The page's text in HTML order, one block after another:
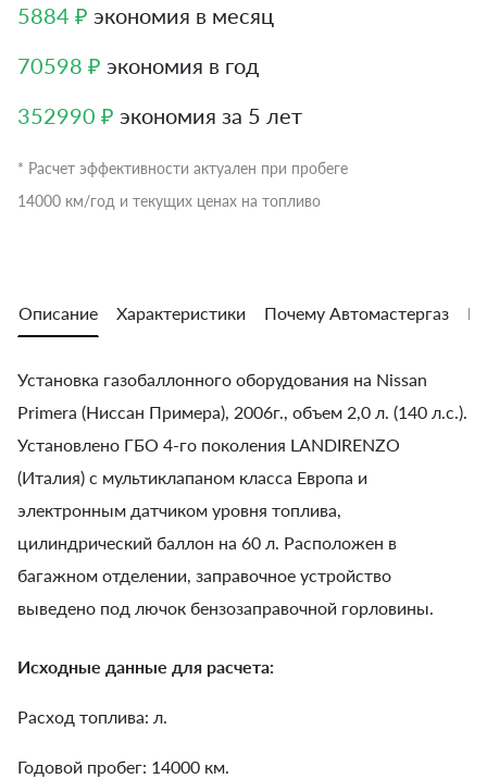
5884 ₽ экономия в месяц
70598 ₽ экономия в год
352990 ₽ экономия за 5 лет
* Расчет эффективности актуален при пробеге
14000 км/год и текущих ценах на топливо
Описание Характеристики Почему Автомастергаз
Установка газобаллонного оборудования на Nissan
Primera (Ниссан Примера), 2006г., объем 2,0 л. (140 л.с.).
Установлено ГБО 4-го поколения LANDIRENZO
(Италия) с мультиклапаном класса Европа и
электронным датчиком уровня топлива,
цилиндрический баллон на 60 л. Расположен в
багажном отделении, заправочное устройство
выведено под лючок бензозаправочной горловины.
Исходные данные для расчета:
Расход топлива: л.
Годовой пробег: 14000 км.